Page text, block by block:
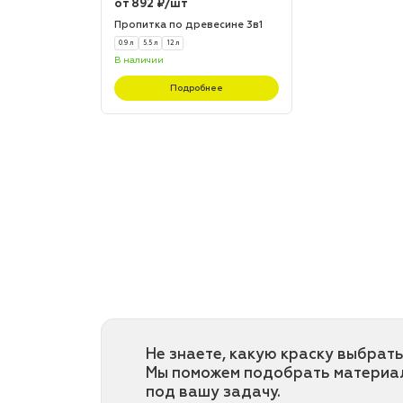
от 892 ₽/шт
Пропитка по древесине 3в1
0.9 л 5.5 л 12 л
В наличии
Подробнее
Не знаете, какую краску
Мы поможем подобрать
под вашу задачу.